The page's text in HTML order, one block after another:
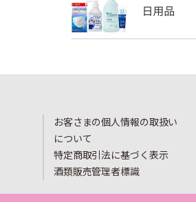
お客さまの個人情報の取扱い
について
特定商取引法に基づく表示
酒類販売管理者標識